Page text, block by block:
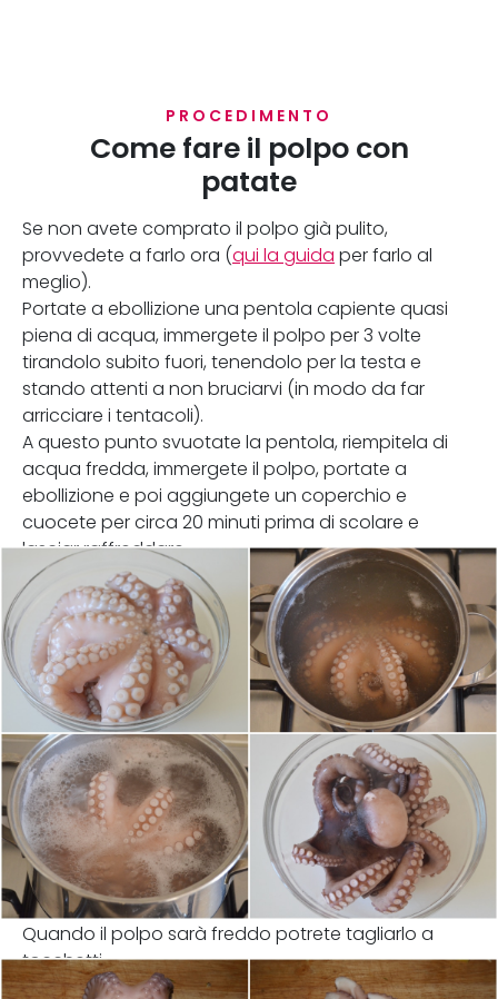
PROCEDIMENTO
Come fare il polpo con
patate
Se non avete comprato il polpo già pulito,
provvedete a farlo ora (qui la guida per farlo al
meglio).
Portate a ebollizione una pentola capiente quasi
piena di acqua, immergete il polpo per 3 volte
tirandolo subito fuori, tenendolo per la testa e
stando attenti a non bruciarvi (in modo da far
arricciare i tentacoli).
A questo punto svuotate la pentola, riempitela di
acqua fredda, immergete il polpo, portate a
ebollizione e poi aggiungete un coperchio e
cuocete per circa 20 minuti prima di scolare e
lasciar raffreddare.
Quando il polpo sarà freddo potrete tagliarlo a
tocchetti.